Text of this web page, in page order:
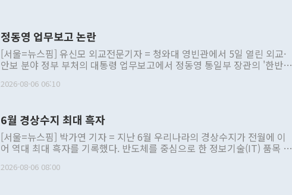
정동영 업무보고 논란
[서울=뉴스핌] 유신모 외교전문기자 = 청와대 영빈관에서 5일 열린 외교·
안보 분야 정부 부처의 대통령 업무보고에서 정동영 통일부 장관의 '한반도
발언 중에는 정부 내 조율을 거치지 않은 사안을 정책으로 추진하겠다고 공
주의적 희망에 근거한 비현실적 구상'이라는 비판을 내놨다. 그동안 정 장
관의 대북 정책 관련 발언이 물의를 빚은 적은 여러 번 있지만 대통령과 유
관 부처 장관이 공개적으로 부정적 입장을 표명한 것은 이례적이다. 정 장
관의 무리한 대북 접근법과 월권을 제어해야 한다는 목소리도 높아지고 있
다. [정동영 통일부 장관이 지난달 23일 오후 서울 종로구 정부서울청사에
2026-08-06 06:10
6월 경상수지 최대 흑자
[서울=뉴스핌] 박가연 기자 = 지난 6월 우리나라의 경상수지가 전월에 이
어 역대 최대 흑자를 기록했다. 반도체를 중심으로 한 정보기술(IT) 품목 수
료=한국은행] 한국은행이 6일 발표한 '2026년 6월 국제수지(잠정)'에 따르
2026-08-06 08:00